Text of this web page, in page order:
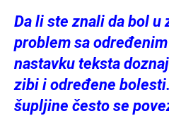
Da li ste znali da bol u
problem sa
nastavku teksta
zibi i određene
šupljine često se